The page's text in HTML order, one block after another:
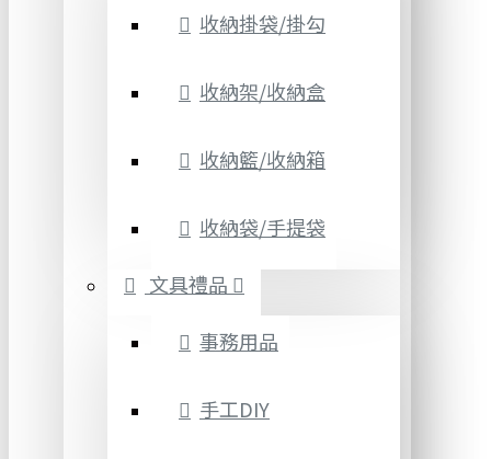
收納掛袋/掛勾
收納架/收納盒
收納籃/收納箱
收納袋/手提袋
文具禮品
事務用品
手工DIY